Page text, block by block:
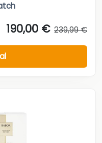
190,00 € 239,99 €